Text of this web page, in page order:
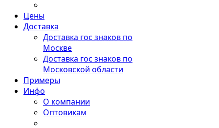
Цены
Доставка
Доставка гос знаков по
Москве
Доставка гос знаков по
Московской области
Примеры
Инфо
О компании
Оптовикам